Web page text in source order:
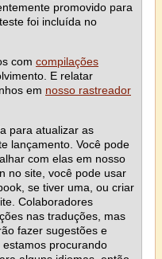
promovido para
foi incluída no
com compilações
E relatar
em nosso rastreador
para atualizar as
lançamento. Você pode
com elas em nosso
no site, você pode usar
se tiver uma, ou criar
Colaboradores
nas traduções, mas
fazer sugestões e
procurando